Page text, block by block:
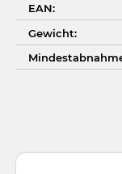
EAN:
Gewicht: